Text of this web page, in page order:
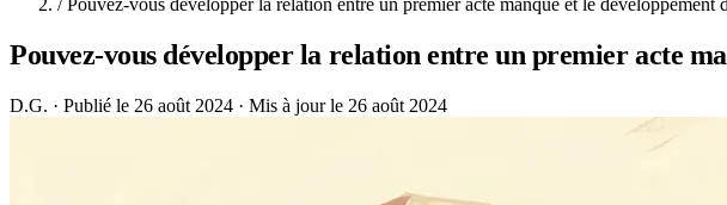
/ Pouvez-vous développer la relation entre un premier acte manqué et le
Pouvez-vous développer la relation entre un premier acte
D.G. · Publié le 26 août 2024 · Mis à jour le 26 août 2024